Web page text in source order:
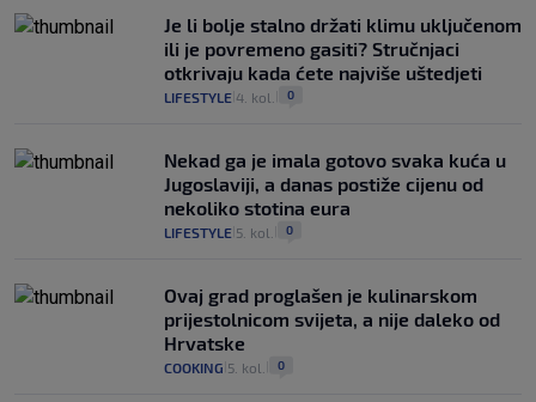
Je li bolje stalno držati klimu uključenom
ili je povremeno gasiti? Stručnjaci
otkrivaju kada ćete najviše uštedjeti
LIFESTYLE 4. kol. 0
Nekad ga je imala gotovo svaka kuća u
Jugoslaviji, a danas postiže cijenu od
nekoliko stotina eura
LIFESTYLE 5. kol. 0
Ovaj grad proglašen je kulinarskom
prijestolnicom svijeta, a nije daleko od
Hrvatske
COOKING 5. kol. 0